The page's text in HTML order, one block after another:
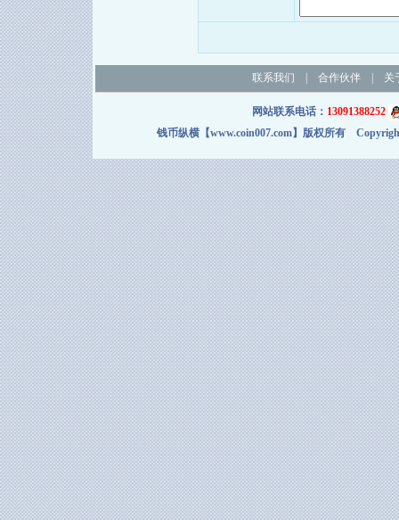
联系我们 合作伙伴| 关
网站联系电话： 13091388252
钱币纵横【www.coin007.com】版权所有